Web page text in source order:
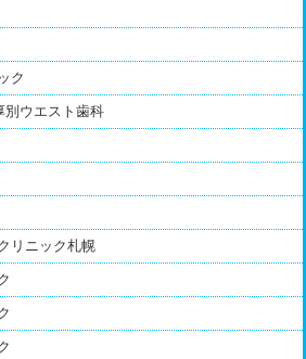
ク
別ウエスト歯科
リニック札幌